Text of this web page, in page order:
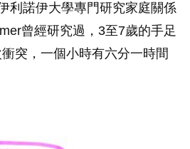
利諾伊大學專門研究家庭關係
曾經研究過，3至7歲的手足
突，一個小時有六分一時間